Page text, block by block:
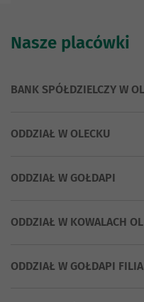
Nasze placówki
BANK SPÓŁDZIELCZY W
ODDZIAŁ W OLECKU
ODDZIAŁ W GOŁDAPI
ODDZIAŁ W KOWALACH
ODDZIAŁ W GOŁDAPI